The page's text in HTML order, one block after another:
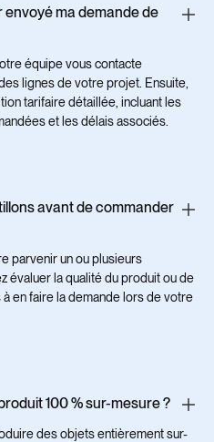
ma demande de
équipe vous contacte
lignes de votre projet. Ensuite,
tarifaire détaillée, incluant les
et les délais associés.
avant de commander
parvenir un ou plusieurs
évaluer la qualité du produit ou de
à en faire la demande lors de votre
100 % sur-mesure ?
des objets entièrement sur-